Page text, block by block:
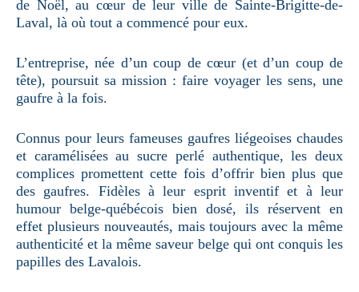
de Noël, au cœur de leur ville de Sainte-Brigitte-de-
Laval, là où tout a commencé pour eux.
L’entreprise, née d’un coup de cœur (et d’un coup de
tête), poursuit sa mission : faire voyager les sens, une
gaufre à la fois.
Connus pour leurs fameuses gaufres liégeoises chaudes
et caramélisées au sucre perlé authentique, les deux
complices promettent cette fois d’offrir bien plus que
des gaufres. Fidèles à leur esprit inventif et à leur
humour belge-québécois bien dosé, ils réservent en
effet plusieurs nouveautés, mais toujours avec la même
authenticité et la même saveur belge qui ont conquis les
papilles des Lavalois.